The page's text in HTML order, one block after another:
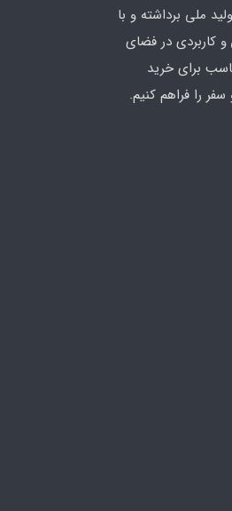
ملی برداشته و با
کاربردی در فضای
برای خرید
را فراهم کنیم.